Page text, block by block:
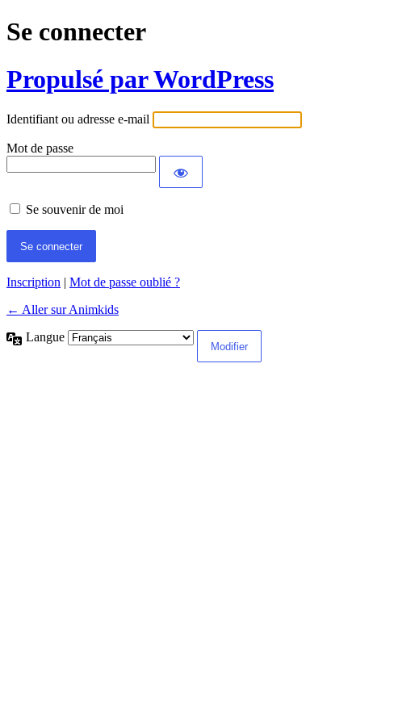
Se connecter
Propulsé par WordPress
Identifiant ou adresse e-mail
Mot de passe
Se souvenir de moi
Inscription | Mot de passe oublié ?
← Aller sur Animkids
Langue